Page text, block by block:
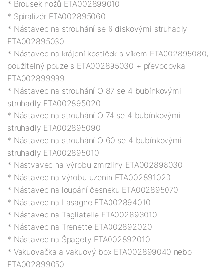
* Brousek nožů ETA002899010
* Spiralizér ETA002895060
* Nástavec na strouhání se 6 diskovými struhadly
ETA002895030
* Nástavec na krájení kostiček s víkem ETA002895080,
použitelný pouze s ETA002895030 + převodovka
ETA002899999
* Nástavec na strouhání O 87 se 4 bubínkovými
struhadly ETA002895020
* Nástavec na strouhání O 74 se 4 bubínkovými
struhadly ETA002895090
* Nástavec na strouhání O 60 se 4 bubínkovými
struhadly ETA002895010
* Nástvavec na výrobu zmrzliny ETA002898030
* Nástavec na výrobu uzenin ETA002891020
* Nástavec na loupání česneku ETA002895070
* Nástavec na Lasagne ETA002894010
* Nástavec na Tagliatelle ETA002893010
* Nástavec na Trenette ETA002892020
* Nástavec na Špagety ETA002892010
* Vakuovačka a vakuový box ETA002899040 nebo
ETA002899050